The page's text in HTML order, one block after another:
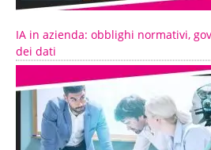
IA in azienda: obblighi normativi,
dei dati